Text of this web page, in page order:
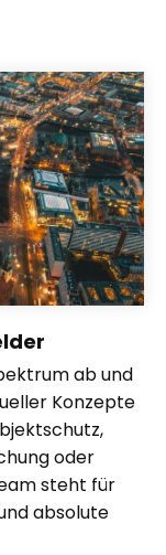
ab und
Konzepte
oder
steht für
absolute